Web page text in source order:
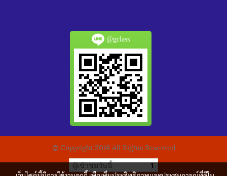
@gclass
© Copyright 2016 All Rights Reserved
ผู้เข้าชมวันนี้ 1